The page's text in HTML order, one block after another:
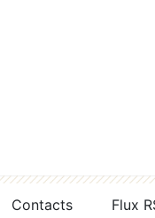
Contacts
Flux